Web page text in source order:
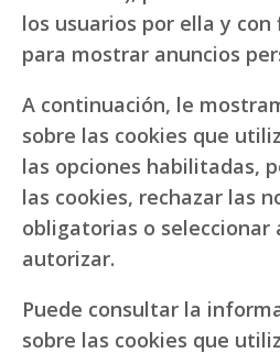
los usuarios por ella y
para mostrar anuncios
A continuación, le
sobre las cookies que
las opciones habilitadas,
las cookies, rechazar las
obligatorias o seleccionar
autorizar.
Puede consultar la
sobre las cookies que